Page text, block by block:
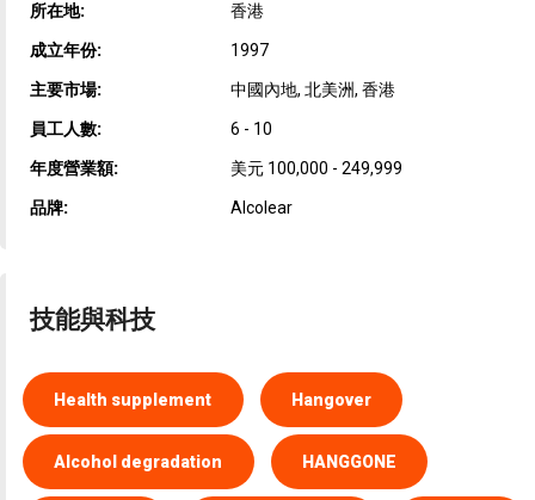
所在地: 香港
成立年份: 1997
主要市場: 中國內地, 北美洲, 香港
員工人數: 6 - 10
年度營業額: 美元 100,000 - 249,999
品牌: Alcolear
技能與科技
Health supplement Hangover
Alcohol degradation HANGGONE